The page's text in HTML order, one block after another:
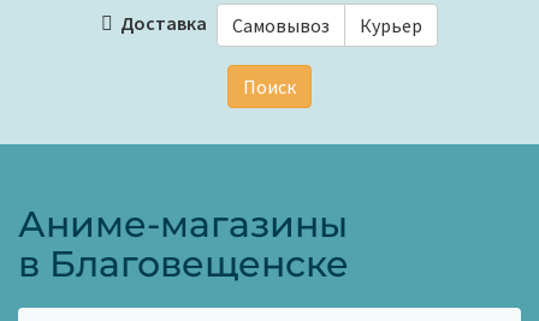
Доставка Самовывоз Курьер
Поиск
Аниме-магазины
в Благовещенске